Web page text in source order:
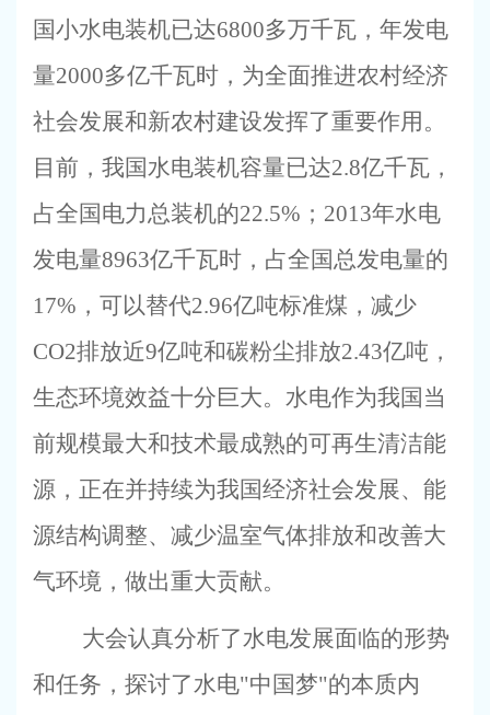
国小水电装机已达6800多万千瓦，年发电
量2000多亿千瓦时，为全面推进农村经济
社会发展和新农村建设发挥了重要作用。
目前，我国水电装机容量已达2.8亿千瓦，
占全国电力总装机的22.5% ； 2013年水电
发电量8963亿千瓦时，占全国总发电量的
17% ，可以替代2.96亿吨标准煤，减少
CO2排放近9亿吨和碳粉尘排放2.43亿吨，
生态环境效益十分巨大。水电作为我国当
前规模最大和技术最成熟的可再生清洁能
源，正在并持续为我国经济社会发展、能
源结构调整、减少温室气体排放和改善大
气环境，做出重大贡献。
大会认真分析了水电发展面临的形势
和任务，探讨了水电"中国梦"的本质内